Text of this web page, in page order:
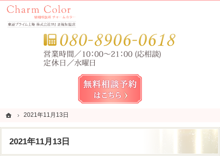
ホーム
2021年11月13日
2021年11月13日
錦糸町・亀戸・平井の結婚相談所なら当相談所へ。
錦糸町・亀戸・平井の結婚相談所なら短期成婚を目指すCharm Color (チャームカラー)
ホーム
2021年11月13日